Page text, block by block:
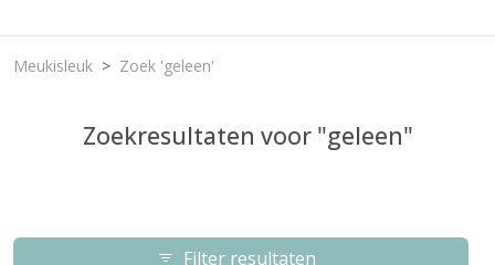
Meukisleuk Zoek 'geleen'
Zoekresultaten voor "geleen"
Filter resultaten